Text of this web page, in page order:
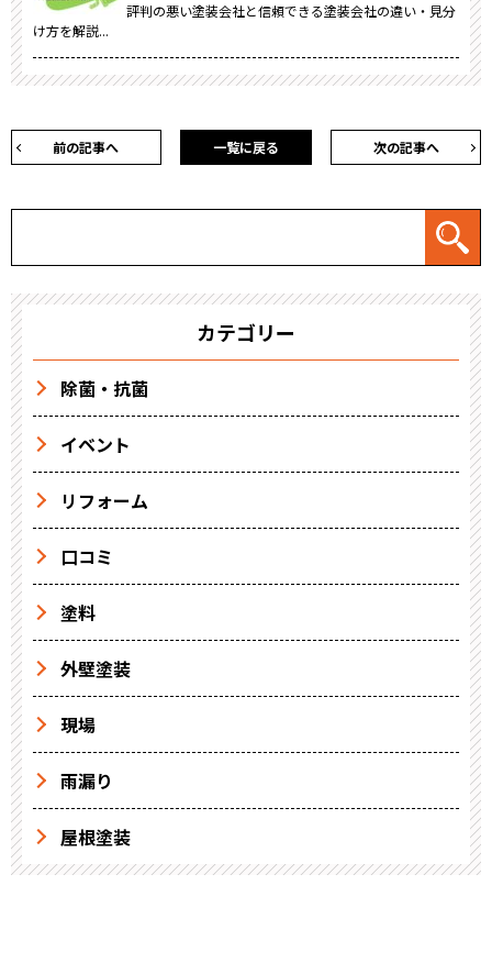
評判の悪い塗装会社と信頼できる塗装会社の違い・見分
け方を解説...
前の記事へ 次の記事へ
一覧に戻る
カテゴリー
除菌・抗菌
イベント
リフォーム
口コミ
塗料
外壁塗装
現場
雨漏り
屋根塗装